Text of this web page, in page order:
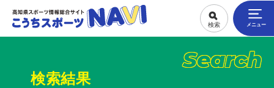
Search
検索結果